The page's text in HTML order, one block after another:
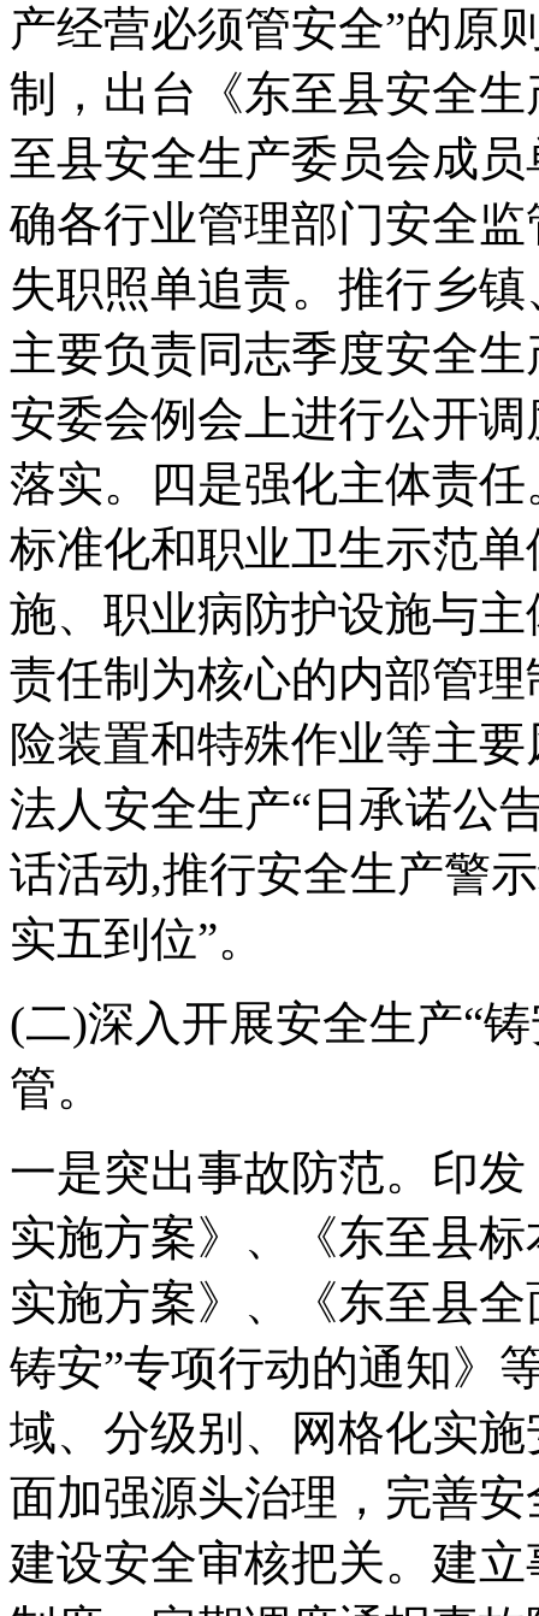
产经营必须管安全”的原
制，出台《东至县安全
至县安全生产委员会成
确各行业管理部门安全
失职照单追责。推行乡
主要负责同志季度安全
安委会例会上进行公开
落实。四是强化主体责
标准化和职业卫生示范
施、职业病防护设施与
责任制为核心的内部管
险装置和特殊作业等主
法人安全生产“日承诺公
话活动,推行安全生产警
实五到位”。
(二)深入开展安全生产“
管。
一是突出事故防范。印
实施方案》、《东至县
实施方案》、《东至县
铸安”专项行动的通知》
域、分级别、网格化实
面加强源头治理，完善
建设安全审核把关。建